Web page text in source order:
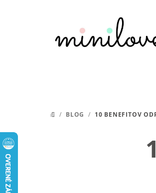
DOMOV
/ BLOG / 10 BENEFITOV